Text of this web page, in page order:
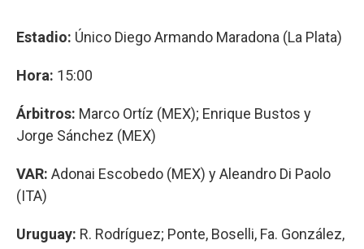
Estadio: Único Diego Armando Maradona (La Plata)
Hora: 15:00
Árbitros: Marco Ortíz (MEX); Enrique Bustos y
Jorge Sánchez (MEX)
VAR: Adonai Escobedo (MEX) y Aleandro Di Paolo
(ITA)
Uruguay: R. Rodríguez; Ponte, Boselli, Fa. González,